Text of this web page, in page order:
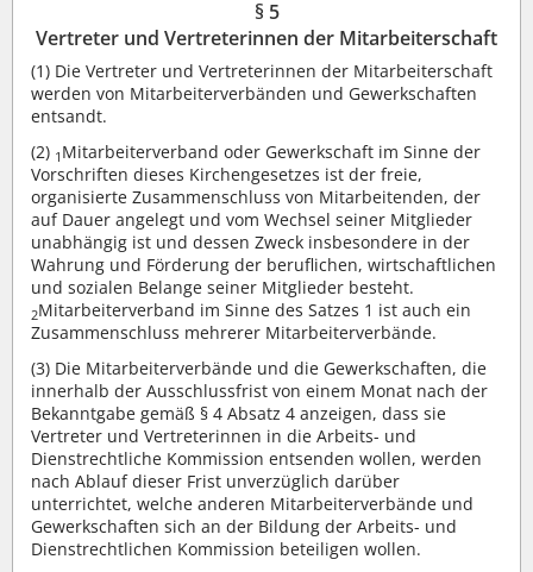
§ 5
Vertreter und Vertreterinnen der Mitarbeiterschaft
(1) Die Vertreter und Vertreterinnen der Mitarbeiterschaft
werden von Mitarbeiterverbänden und Gewerkschaften
entsandt.
(2) 1 Mitarbeiterverband oder Gewerkschaft im Sinne der
Vorschriften dieses Kirchengesetzes ist der freie,
organisierte Zusammenschluss von Mitarbeitenden, der
auf Dauer angelegt und vom Wechsel seiner Mitglieder
unabhängig ist und dessen Zweck insbesondere in der
Wahrung und Förderung der beruflichen, wirtschaftlichen
und sozialen Belange seiner Mitglieder besteht.
2Mitarbeiterverband im Sinne des Satzes 1 ist auch ein
Zusammenschluss mehrerer Mitarbeiterverbände.
(3) Die Mitarbeiterverbände und die Gewerkschaften, die
innerhalb der Ausschlussfrist von einem Monat nach der
Bekanntgabe gemäß § 4 Absatz 4 anzeigen, dass sie
Vertreter und Vertreterinnen in die Arbeits- und
Dienstrechtliche Kommission entsenden wollen, werden
nach Ablauf dieser Frist unverzüglich darüber
unterrichtet, welche anderen Mitarbeiterverbände und
Gewerkschaften sich an der Bildung der Arbeits- und
Dienstrechtlichen Kommission beteiligen wollen.